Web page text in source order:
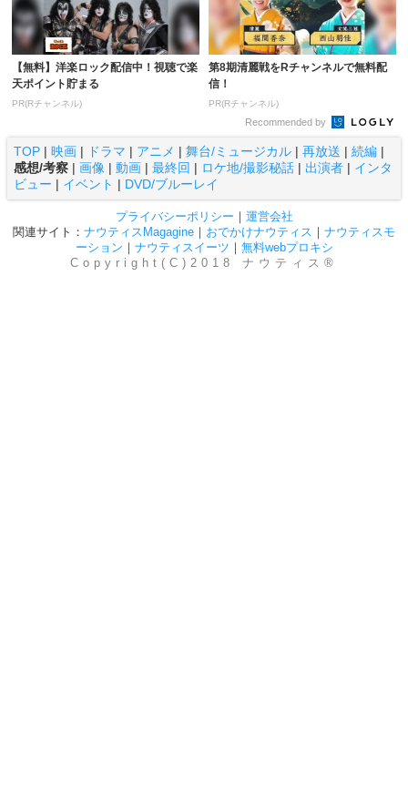
【無料】洋楽ロック配信中！視聴で楽
天ポイント貯まる
PR(Rチャンネル)
第8期清麗戦をRチャンネルで無料配
信！
PR(Rチャンネル)
Recommended by
TOP | 映画 | ドラマ | アニメ | 舞台/ミュージカル | 再放送 | 続編 |
感想/考察 | 画像 | 動画 | 最終回 | ロケ地/撮影秘話 | 出演者 | インタ
ビュー | イベント | DVD/ブルーレイ
プライバシーポリシー ｜ 運営会社
関連サイト： ナウティスMagagine ｜ おでかけナウティス ｜ ナウティスモ
ーション ｜ ナウティスイーツ ｜ 無料webプロキシ
Copyright(C)2018 ナウティス®